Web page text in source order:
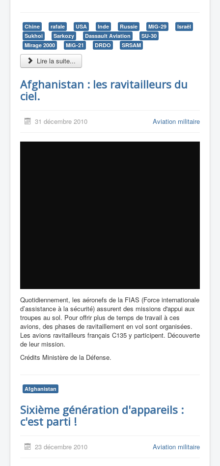
Chine rafale USA Inde Russie MiG-29
Israël
Sukhoi
Sarkozy Dassault Aviation
SU-30
Mirage 2000
MiG-21 DRDO SRSAM
Lire la suite...
Afghanistan : les ravitailleurs du
ciel.
31 décembre 2010 Aviation militaire
Quotidiennement, les aéronefs de la FIAS (Force internationale
d’assistance à la sécurité) assurent des missions d'appui aux
troupes au sol. Pour offrir plus de temps de travail à ces
avions, des phases de ravitaillement en vol sont organisées.
Les avions ravitailleurs français C135 y participent. Découverte
de leur mission.
Crédits Ministère de la Défense.
Afghanistan
Sixième génération d'appareils :
c'est parti !
23 décembre 2010 Aviation militaire